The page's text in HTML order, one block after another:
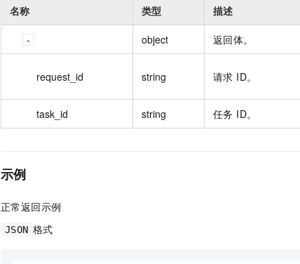
名称 类型 描述
object 返回体。
request_id string 请求 ID。
task_id string 任务 ID。
示例
正常返回示例
JSON 格式